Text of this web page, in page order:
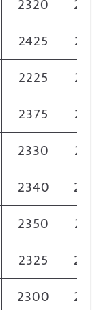
2320
2425
2225
2375
2330
2340
2350
2325
2300